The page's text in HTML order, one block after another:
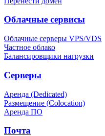
Облачные сервисы
Облачные серверы VPS/VDS
Частное облако
Балансировщики нагрузки
Серверы
Аренда (Dedicated)
Размещение (Colocation)
Аренда ПО
Почта